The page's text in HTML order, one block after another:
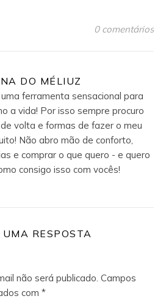
0 comentários
DO MÉLIUZ
ferramenta sensacional para
a vida! Por isso sempre procuro
volta e formas de fazer o meu
Não abro mão de conforto,
e comprar o que quero - e quero
consigo isso com vocês!
UMA RESPOSTA
não será publicado. Campos
com *